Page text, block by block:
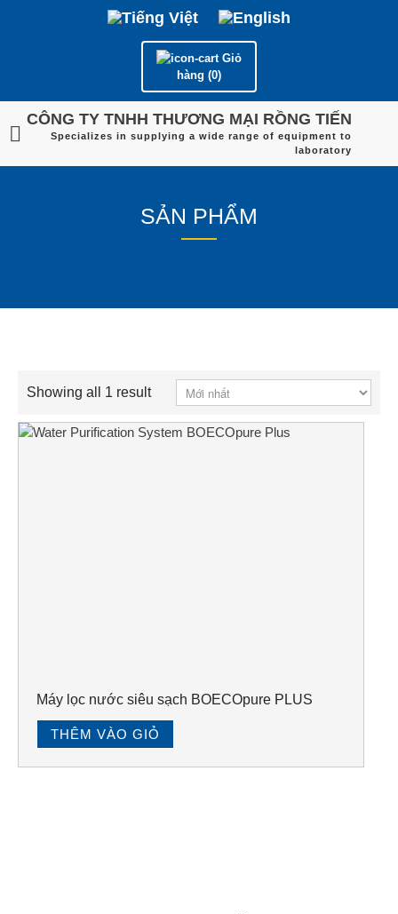
Giỏ
hàng (0)
CÔNG TY TNHH THƯƠNG MẠI RỒNG TIẾN
Specializes in supplying a wide range of equipment to
laboratory
SẢN PHẨM
Showing all 1 result
Máy lọc nước siêu sạch BOECOpure PLUS
THÊM VÀO GIỎ